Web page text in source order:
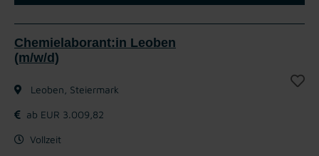
Chemielaborant:in Leoben
(m/w/d)
Leoben, Steiermark
ab EUR 3.009,82
Vollzeit